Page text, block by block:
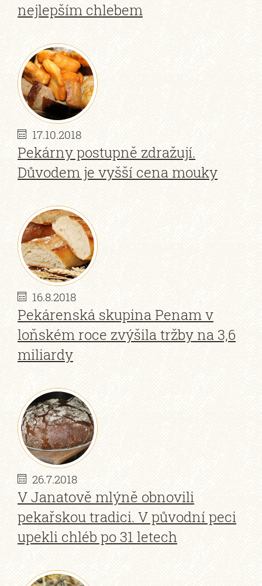
nejlepším chlebem
17.10.2018
Pekárny postupně zdražují.
Důvodem je vyšší cena mouky
16.8.2018
Pekárenská skupina Penam v
loňském roce zvýšila tržby na 3,6
miliardy
26.7.2018
V Janatově mlýně obnovili
pekařskou tradici. V původní peci
upekli chléb po 31 letech